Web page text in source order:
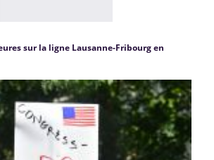
sur la ligne Lausanne-Fribourg en